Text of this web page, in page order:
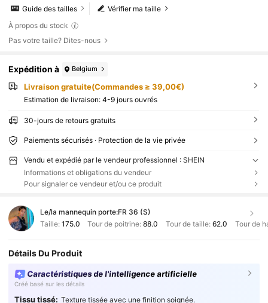
Vérifier ma taille
Guide des tailles
À propos du stock
Pas votre taille? Dites-nous
Expédition à Belgium
Livraison gratuite(Commandes ≥ 39,00€)
Estimation de livraison: 4-9 jours ouvrés
30-jours de retours gratuits
Paiements sécurisés · Protection de la vie privée
Vendu et expédié par le vendeur professionnel : SHEIN
Informations et obligations du vendeur
Pour signaler ce vendeur et/ou ce produit
Le/la mannequin porte:FR 36 (S)
Taille: 175.0 Tour de poitrine:88.0 Tour de taille: 62.0 Tour de
Détails Du Produit
Caractéristiques de l'intelligence artificielle
Créé basé sur les détails
Tissu tissé: Texture tissée avec une finition soignée.